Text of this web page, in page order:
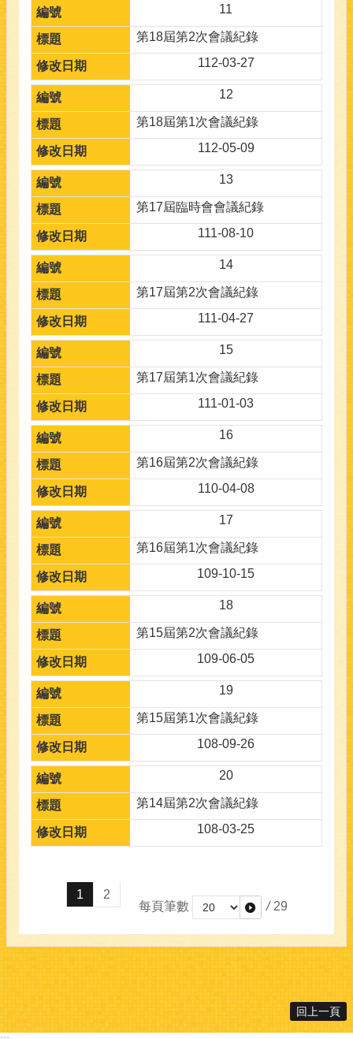
11
第18屆第2次會議紀錄
112-03-27
12
第18屆第1次會議紀錄
112-05-09
13
第17屆臨時會會議紀錄
111-08-10
14
第17屆第2次會議紀錄
111-04-27
15
第17屆第1次會議紀錄
111-01-03
16
第16屆第2次會議紀錄
110-04-08
17
第16屆第1次會議紀錄
109-10-15
18
第15屆第2次會議紀錄
109-06-05
19
第15屆第1次會議紀錄
108-09-26
20
第14屆第2次會議紀錄
108-03-25
1
2
每頁筆數
/ 29
回上一頁